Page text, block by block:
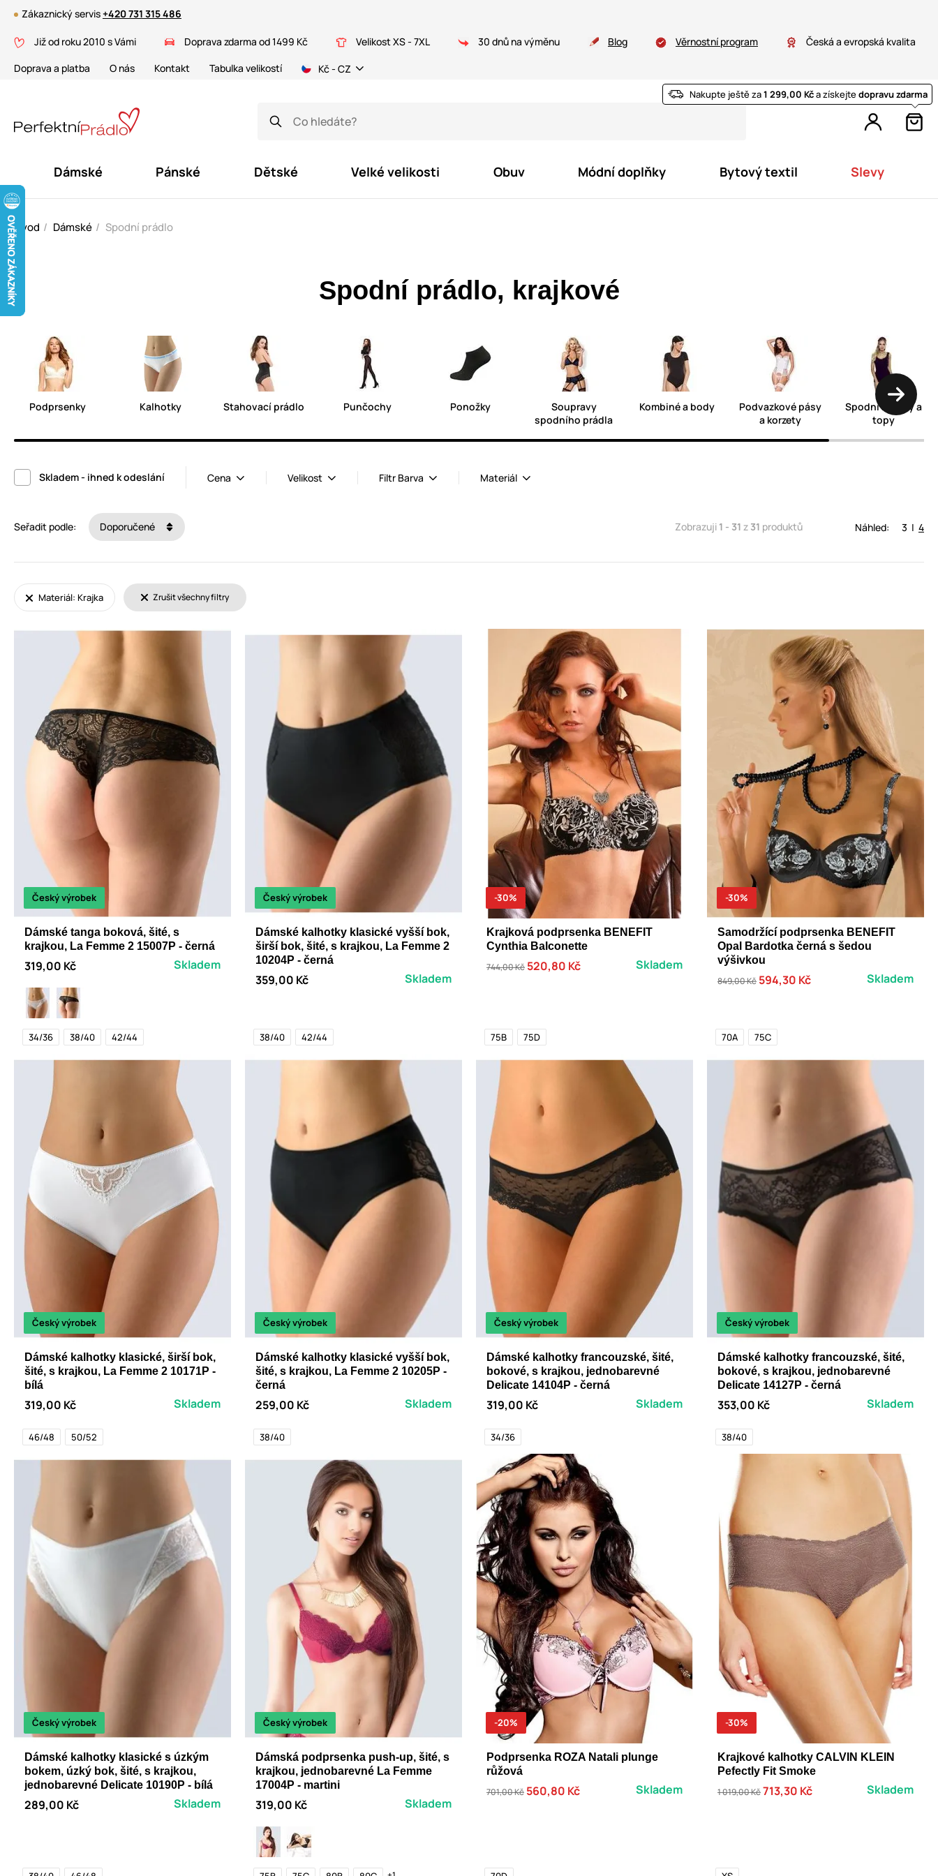
Zákaznický servis+420 731 315 486
Již od roku 2010 s Vámi Doprava zdarma od 1499 Kč Velikost XS - 7XL 30 dnů na výměnu Blog Věrnostní program
Česká a evropská kvalita
Doprava a platba
O nás Kontakt Tabulka velikostí Kč - CZ
Nakupte ještě za1 299,00 Kča získejtedopravu zdarma
Dámské Pánské Dětské Velké velikosti Obuv Módní doplňky Bytový textil Slevy
Úvod Dámské Spodní prádlo
Spodní prádlo, krajkové
Podprsenky Kalhotky Stahovací prádlo Punčochy Ponožky
Soupravy
spodního prádla
Kombiné a body
Podvazkové pásy
a korzety
Spodní košilky a
topy
Skladem - ihned k odeslání Cena Velikost Filtr Barva Materiál
Seřadit podle: Doporučené Zobrazuji 1 - 31 z 31 produktů Náhled: 3 | 4
Zrušit všechny filtry
Materiál: Krajka
Český výrobek
Dámské tanga boková, šité, s
krajkou, La Femme 2 15007P - černá
319,00 Kč Skladem
34/36 38/40 42/44
Český výrobek
Dámské kalhotky klasické vyšší bok,
širší bok, šité, s krajkou, La Femme 2
10204P - černá
359,00 Kč Skladem
38/40 42/44
-30%
Krajková podprsenka BENEFIT
Cynthia Balconette
744,00 Kč 520,80 Kč Skladem
75B 75D
-30%
Samodržící podprsenka BENEFIT
Opal Bardotka černá s šedou
výšivkou
849,00 Kč 594,30 Kč Skladem
70A 75C
Český výrobek
Dámské kalhotky klasické, širší bok,
šité, s krajkou, La Femme 2 10171P -
bílá
319,00 Kč Skladem
46/48 50/52
Český výrobek
Dámské kalhotky klasické vyšší bok,
šité, s krajkou, La Femme 2 10205P -
černá
259,00 Kč Skladem
38/40
Český výrobek
Dámské kalhotky francouzské, šité,
bokové, s krajkou, jednobarevné
Delicate 14104P - černá
319,00 Kč Skladem
34/36
Český výrobek
Dámské kalhotky francouzské, šité,
bokové, s krajkou, jednobarevné
Delicate 14127P - černá
353,00 Kč Skladem
38/40
Český výrobek
Dámské kalhotky klasické s úzkým
bokem, úzký bok, šité, s krajkou,
jednobarevné Delicate 10190P - bílá
289,00 Kč Skladem
Český výrobek
Dámská podprsenka push-up, šité, s
krajkou, jednobarevné La Femme
17004P - martini
319,00 Kč Skladem
-20%
Podprsenka ROZA Natali plunge
růžová
701,00 Kč 560,80 Kč Skladem
-30%
Krajkové kalhotky CALVIN KLEIN
Pefectly Fit Smoke
1 019,00 Kč713,30 Kč Skladem